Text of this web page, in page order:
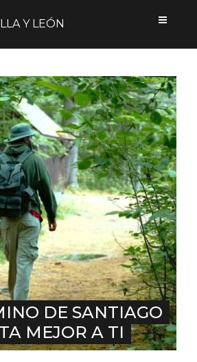
Y LEÓN
DE SANTIAGO
MEJOR A TI
o correo electrónico
protegido porLogin Lockdown